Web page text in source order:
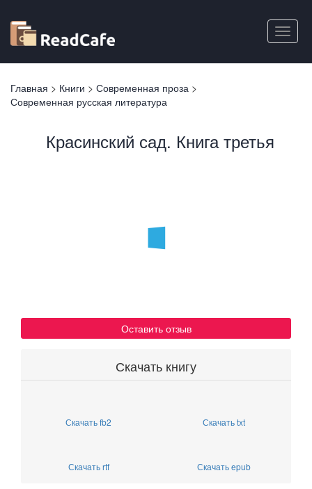
основному
содержанию
Toggle
Вы
здесь
Главная > Книги > Современная проза >
Современная русская литература
Красинский сад. Книга третья
Оставить отзыв
Скачать книгу
Скачать fb2 Скачать txt
Скачать rtf Скачать epub